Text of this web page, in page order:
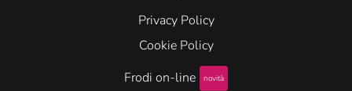
Privacy Policy
Cookie Policy
Frodi on-line
novità